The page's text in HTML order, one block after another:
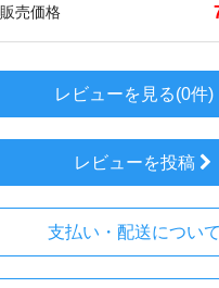
販売価格
レビューを見る(0件)
レビューを投稿
支払い・配送について